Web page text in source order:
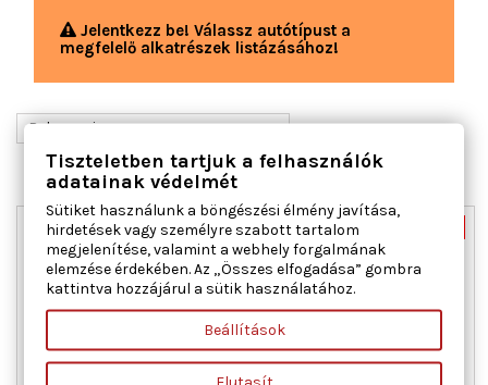
Jelentkezz be! Válassz autótípust a
megfelelő alkatrészek listázásához!
Relevancia 
1-1 / 1 elem mutatása
Akciós!
Tiszteletben tartjuk a felhasználók
adatainak védelmét
Sütiket használunk a böngészési élmény javítása,
hirdetések vagy személyre szabott tartalom
megjelenítése, valamint a webhely forgalmának
elemzése érdekében. Az „Összes elfogadása” gombra
kattintva hozzájárul a sütik használatához.
Beállítások